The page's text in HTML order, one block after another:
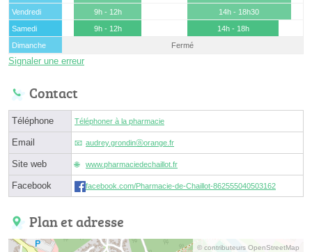
Vendredi
9h - 12h
14h - 18h30
Samedi
9h - 12h
14h - 18h
Dimanche
Fermé
Signaler une erreur
Contact
Téléphone Téléphoner à la pharmacie
Email audrey.grondinⓐorange.fr
Site web www.pharmaciedechaillot.fr
Facebook facebook.com/Pharmacie-de-Chaillot-862555040503162
Plan et adresse
© contributeurs OpenStreetMap